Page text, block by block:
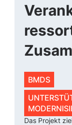
BMDS
Das Projekt